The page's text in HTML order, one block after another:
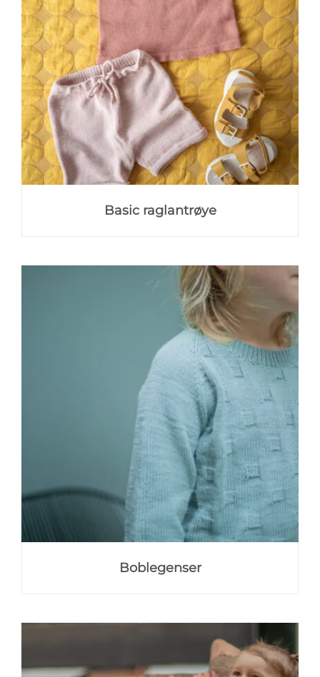
Basic raglantrøye
Boblegenser